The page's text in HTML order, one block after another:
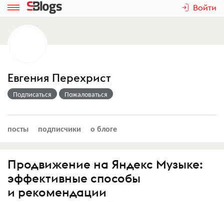
Войти
Евгения Перехрист
Подписаться Пожаловаться
посты подписчики о блоге
Продвижение на Яндекс Музыке:
эффективные способы
и рекомендации